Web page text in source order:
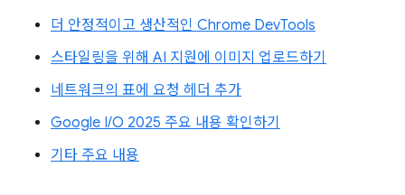
더 안정적이고 생산적인 Chrome DevTools
스타일링을 위해 AI 지원에 이미지 업로드하기
네트워크의 표에 요청 헤더 추가
Google I/O 2025 주요 내용 확인하기
기타 주요 내용